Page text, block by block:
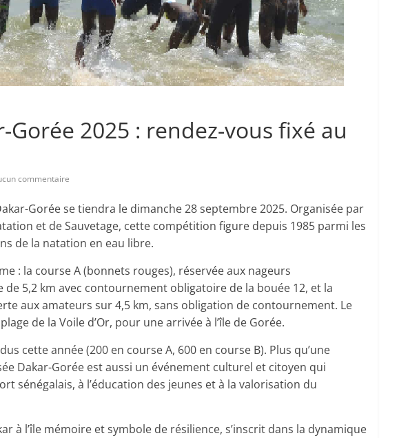
Gorée 2025 : rendez-vous fixé au
commentaire
Gorée se tiendra le dimanche 28 septembre 2025. Organisée par
et de Sauvetage, cette compétition figure depuis 1985 parmi les
de la natation en eau libre.
: la course A (bonnets rouges), réservée aux nageurs
5,2 km avec contournement obligatoire de la bouée 12, et la
aux amateurs sur 4,5 km, sans obligation de contournement. Le
de la Voile d’Or, pour une arrivée à l’île de Gorée.
cette année (200 en course A, 600 en course B). Plus qu’une
Dakar-Gorée est aussi un événement culturel et citoyen qui
sénégalais, à l’éducation des jeunes et à la valorisation du
à l’île mémoire et symbole de résilience, s’inscrit dans la dynamique